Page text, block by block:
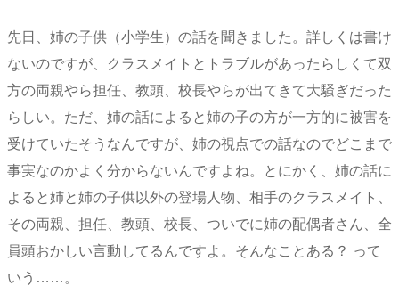
先日、姉の子供（小学生）の話を聞きました。詳しくは書け
ないのですが、クラスメイトとトラブルがあったらしくて双
方の両親やら担任、教頭、校長やらが出てきて大騒ぎだった
らしい。ただ、姉の話によると姉の子の方が一方的に被害を
受けていたそうなんですが、姉の視点での話なのでどこまで
事実なのかよく分からないんですよね。とにかく、姉の話に
よると姉と姉の子供以外の登場人物、相手のクラスメイト、
その両親、担任、教頭、校長、ついでに姉の配偶者さん、全
員頭おかしい言動してるんですよ。そんなことある？ って
いう……。